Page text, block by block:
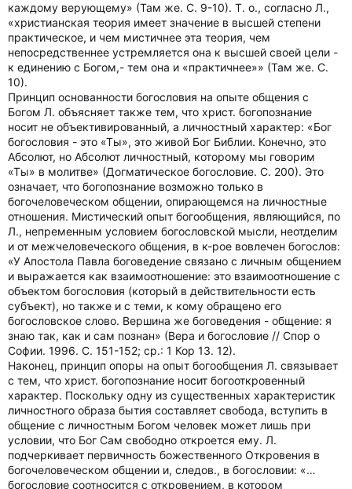
каждому верующему» (Там же. С. 9-10). Т. о., согласно Л.,
«христианская теория имеет значение в высшей степени
практическое, и чем мистичнее эта теория, чем
непосредственнее устремляется она к высшей своей цели -
к единению с Богом,- тем она и «практичнее»» (Там же. С.
10).
Принцип основанности богословия на опыте общения с
Богом Л. объясняет также тем, что христ. богопознание
носит не объективированный, а личностный характер: «Бог
богословия - это «Ты», это живой Бог Библии. Конечно, это
Абсолют, но Абсолют личностный, которому мы говорим
«Ты» в молитве» (Догматическое богословие. С. 200). Это
означает, что богопознание возможно только в
богочеловеческом общении, опирающемся на личностные
отношения. Мистический опыт богообщения, являющийся, по
Л., непременным условием богословской мысли, неотделим
и от межчеловеческого общения, в к-рое вовлечен богослов:
«У Апостола Павла боговедение связано с личным общением
и выражается как взаимоотношение: это взаимоотношение с
объектом богословия (который в действительности есть
субъект), но также и с теми, к кому обращено его
богословское слово. Вершина же боговедения - общение: я
знаю так, как и сам познан» (Вера и богословие // Спор о
Софии. 1996. С. 151-152; ср.: 1 Кор 13. 12).
Наконец, принцип опоры на опыт богообщения Л. связывает
с тем, что христ. богопознание носит богооткровенный
характер. Поскольку одну из существенных характеристик
личностного образа бытия составляет свобода, вступить в
общение с личностным Богом человек может лишь при
условии, что Бог Сам свободно откроется ему. Л.
подчеркивает первичность божественного Откровения в
богочеловеческом общении и, следов., в богословии: «…
богословие соотносится с откровением, в котором